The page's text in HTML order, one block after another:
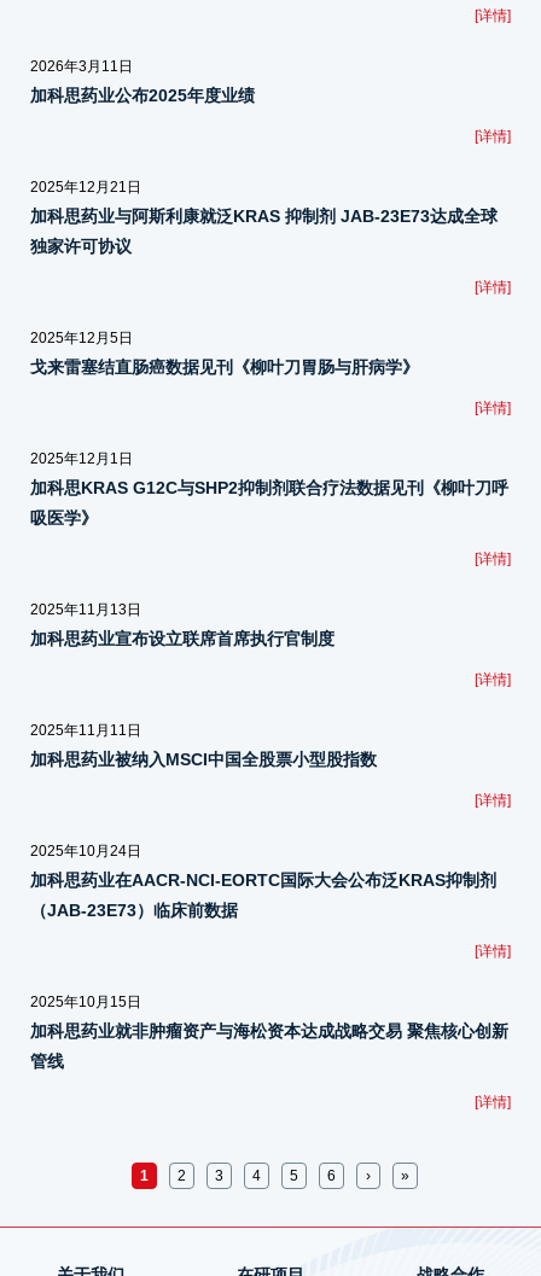
[详情]
2026年3月11日
加科思药业公布2025年度业绩
[详情]
2025年12月21日
加科思药业与阿斯利康就泛KRAS 抑制剂 JAB-23E73达成全球
独家许可协议
[详情]
2025年12月5日
戈来雷塞结直肠癌数据见刊《柳叶刀胃肠与肝病学》
[详情]
2025年12月1日
加科思KRAS G12C与SHP2抑制剂联合疗法数据见刊《柳叶刀呼
吸医学》
[详情]
2025年11月13日
加科思药业宣布设立联席首席执行官制度
[详情]
2025年11月11日
加科思药业被纳入MSCI中国全股票小型股指数
[详情]
2025年10月24日
加科思药业在AACR-NCI-EORTC国际大会公布泛KRAS抑制剂
（JAB-23E73）临床前数据
[详情]
2025年10月15日
加科思药业就非肿瘤资产与海松资本达成战略交易 聚焦核心创新
管线
[详情]
1 2 3 4 5 6 › »